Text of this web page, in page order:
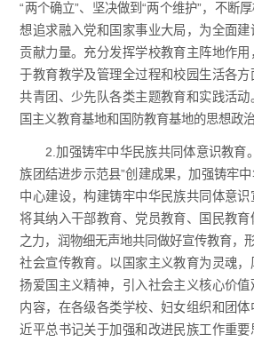
“两个确立”、坚决做到“两个维护”，不断
想追求融入党和国家事业大局，为全面
贡献力量。充分发挥学校教育主阵地作
于教育教学及管理全过程和校园生活各方
共青团、少先队各类主题教育和实践活
国主义教育基地和国防教育基地的思想政
2.加强铸牢中华民族共同体意识教育
族团结进步示范县”创建成果，加强铸牢
中心建设，构建铸牢中华民族共同体意识
将其纳入干部教育、党员教育、国民教
之力，润物细无声地共同做好宣传教育，
社会宣传教育。以国家主义教育为灵魂
扬爱国主义精神，引入社会主义核心价
内容，在各级各类学校、妇女组织和团
近平总书记关于加强和改进民族工作重要